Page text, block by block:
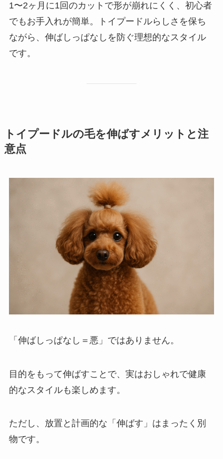
1〜2ヶ月に1回のカットで形が崩れにくく、初心者
でもお手入れが簡単。トイプードルらしさを保ち
ながら、伸ばしっぱなしを防ぐ理想的なスタイル
です。
トイプードルの毛を伸ばすメリットと注
意点
「伸ばしっぱなし＝悪」ではありません。
目的をもって伸ばすことで、実はおしゃれで健康
的なスタイルも楽しめます。
ただし、放置と計画的な「伸ばす」はまったく別
物です。